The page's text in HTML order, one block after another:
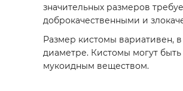
значительных размеров
доброкачественными и
Размер кистомы вариативен,
диаметре. Кистомы могут
мукоидным веществом.